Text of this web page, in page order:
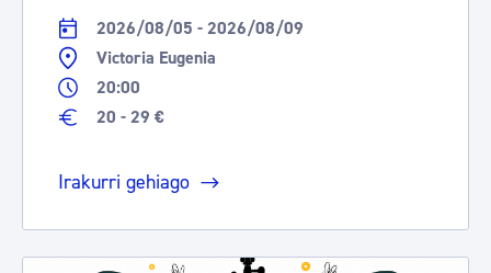
2026/08/05 - 2026/08/09
Victoria Eugenia
20:00
20 - 29 €
Irakurri gehiago